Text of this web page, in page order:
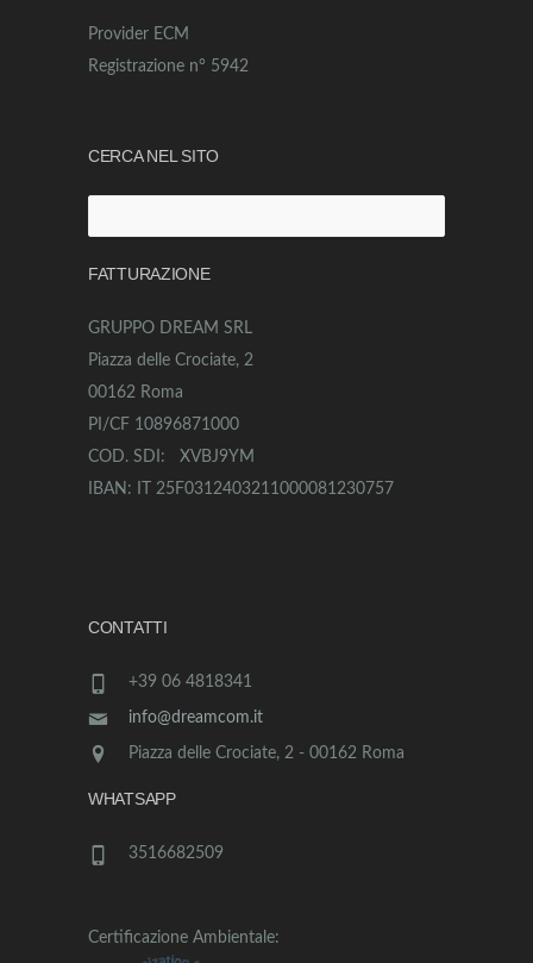
Provider ECM
Registrazione n° 5942
CERCA NEL SITO
per:
FATTURAZIONE
GRUPPO DREAM SRL
Piazza delle Crociate, 2
00162 Roma
PI/CF 10896871000
COD. SDI: XVBJ9YM
IBAN: IT 25F0312403211000081230757
CONTATTI
+39 06 4818341
info@dreamcom.it
Piazza delle Crociate, 2 - 00162 Roma
WHATSAPP
3516682509
Certificazione Ambientale: